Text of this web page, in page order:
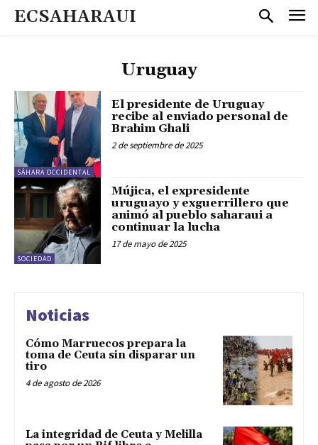
ECSAHARAUI
Uruguay
SÁHARA OCCIDENTAL
El presidente de Uruguay
recibe al enviado personal de
Brahim Ghali
2 de septiembre de 2025
SOCIEDAD
Mújica, el expresidente
uruguayo y exguerrillero que
animó al pueblo saharaui a
continuar la lucha
17 de mayo de 2025
Noticias
Cómo Marruecos prepara la
toma de Ceuta sin disparar un
tiro
4 de agosto de 2026
La integridad de Ceuta y Melilla